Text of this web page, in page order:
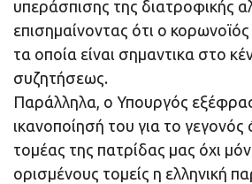
υπεράσπισης της διατροφικής
επισημαίνοντας ότι ο
τα οποία είναι σημαντικα στο
συζητήσεως.
Παράλληλα, ο Υπουργός
ικανοποίησή του για το
τομέας της πατρίδας μας όχι
ορισμένους τομείς η ελληνική